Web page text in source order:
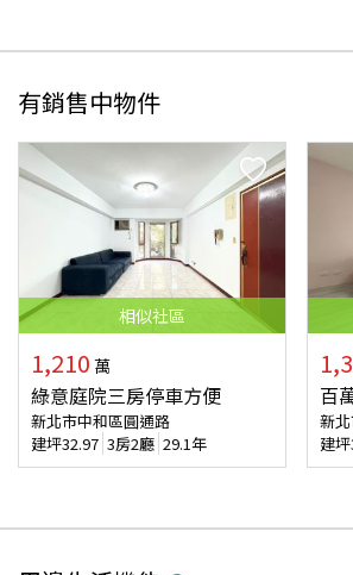
有銷售中物件
相似社區
1,210 萬
綠意庭院三房停車方便
新北市中和區圓通路
建坪32.97 3房2廳 29.1年
百
新
建坪